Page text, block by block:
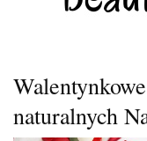
naturalnych